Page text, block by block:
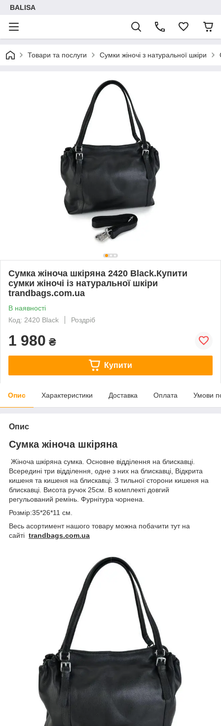
BALISA
Товари та послуги Сумки жіночі з натуральної шкіри
Cумка жіноча шкіряна 2420 Black.Купити
сумки жіночі із натуральної шкіри
trandbags.com.ua
В наявності
Код: 2420 Black
Роздріб
1 980 ₴
Купити
Опис Характеристики Доставка Оплата Умови
Опис
Cумка жіноча шкіряна
Жіноча шкіряна сумка. Основне відділення на блискавці.
Всередині три відділення, одне з них на блискавці, Відкрита
кишеня та кишеня на блискавці. З тильної сторони кишеня на
блискавці. Висота ручок 25см. В комплекті довгий
регульований ремінь. Фурнітура чорнена.
Розмір:35*26*11 см.
Весь асортимент нашого товару можна побачити тут на
сайті trandbags.com.ua